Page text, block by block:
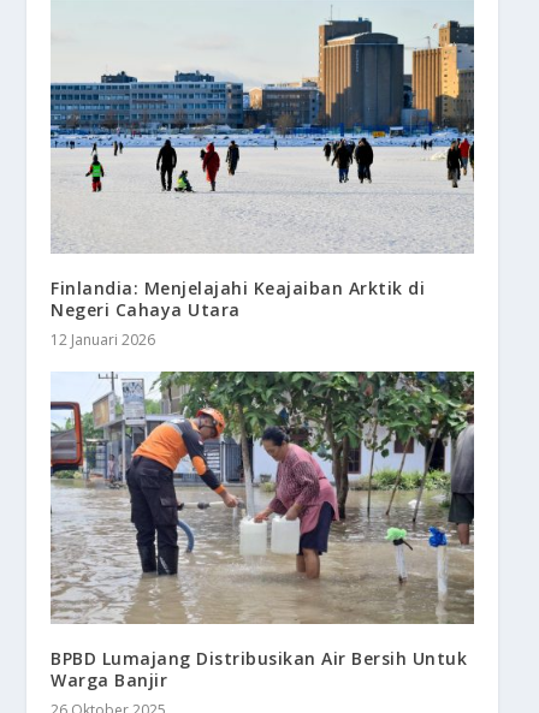
Finlandia: Menjelajahi Keajaiban Arktik di
Negeri Cahaya Utara
12 Januari 2026
BPBD Lumajang Distribusikan Air Bersih Untuk
Warga Banjir